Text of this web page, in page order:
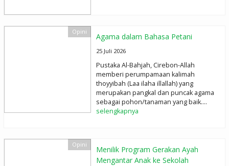
Opini
Agama dalam Bahasa Petani
25 Juli 2026
Pustaka Al-Bahjah, Cirebon-Allah
memberi perumpamaan kalimah
thoyyibah (Laa ilaha illallah) yang
merupakan pangkal dan puncak agama
sebagai pohon/tanaman yang baik....
selengkapnya
Opini
Menilik Program Gerakan Ayah
Mengantar Anak ke Sekolah